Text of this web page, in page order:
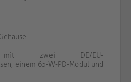
mit zwei DE/EU-
einem 65-W-PD-Modul und